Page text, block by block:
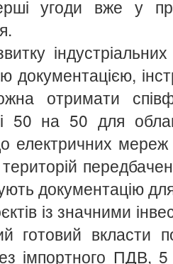
угоди вже у
документацією,
отримати
50 на 50 для
електричних
документацію
із значними
готовий
імпортного ПДВ,